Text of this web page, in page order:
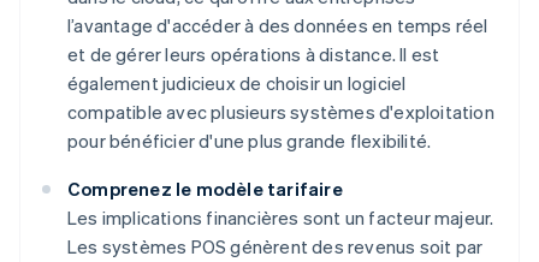
l’avantage d'accéder à des données en temps réel
et de gérer leurs opérations à distance. Il est
également judicieux de choisir un logiciel
compatible avec plusieurs systèmes d'exploitation
pour bénéficier d'une plus grande flexibilité.
Comprenez le modèle tarifaire
Les implications financières sont un facteur majeur.
Les systèmes POS génèrent des revenus soit par